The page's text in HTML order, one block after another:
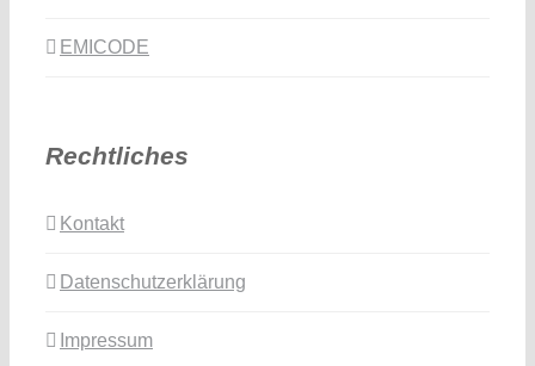
EMICODE
Rechtliches
Kontakt
Datenschutzerklärung
Impressum